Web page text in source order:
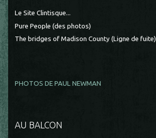
Le Site Clintisque...
Pure People (des photos)
The bridges of Madison County (Ligne de fuite)
PHOTOS DE PAUL NEWMAN
AU BALCON